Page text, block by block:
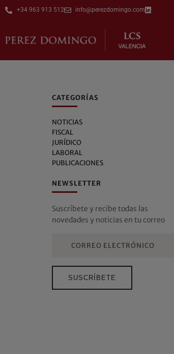
+34 963 913 512 info@perezdomingo.com
CATEGORÍAS
NOTICIAS
FISCAL
JURÍDICO
LABORAL
PUBLICACIONES
NEWSLETTER
Suscríbete y recibe todas las
novedades y noticias en tu correo